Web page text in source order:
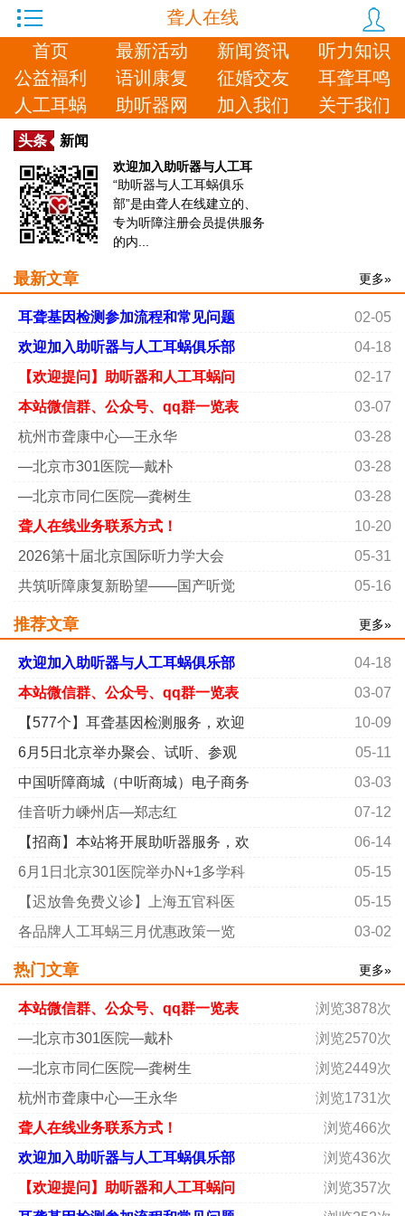
聋人在线
首页
最新活动 新闻资讯
听力知识
公益福利
语训康复 征婚交友
耳聋耳鸣
人工耳蜗
助听器网 加入我们 关于我们
头条 新闻
欢迎加入助听器与人工耳
“助听器与人工耳蜗俱乐
部”是由聋人在线建立的、
专为听障注册会员提供服务
的内...
最新文章 更多»
02-05
耳聋基因检测参加流程和常见问题
04-18
欢迎加入助听器与人工耳蜗俱乐部
02-17
【欢迎提问】助听器和人工耳蜗问
03-07
本站微信群、公众号、qq群一览表
03-28
杭州市聋康中心—王永华
03-28
—北京市301医院—戴朴
03-28
—北京市同仁医院—龚树生
10-20
聋人在线业务联系方式！
05-31
​2026第十届北京国际听力学大会
05-16
共筑听障康复新盼望——国产听觉
推荐文章 更多»
04-18
欢迎加入助听器与人工耳蜗俱乐部
03-07
本站微信群、公众号、qq群一览表
10-09
【577个】耳聋基因检测服务，欢迎
05-11
6月5日北京举办聚会、试听、参观
03-03
中国听障商城（中听商城）电子商务
07-12
佳音听力嵊州店—郑志红
06-14
【招商】本站将开展助听器服务，欢
05-15
6月1日北京301医院举办N+1多学科
05-15
【迟放鲁免费义诊】上海五官科医
03-02
各品牌人工耳蜗三月优惠政策一览
热门文章 更多»
浏览3878次
本站微信群、公众号、qq群一览表
浏览2570次
—北京市301医院—戴朴
浏览2449次
—北京市同仁医院—龚树生
浏览1731次
杭州市聋康中心—王永华
浏览466次
聋人在线业务联系方式！
浏览436次
欢迎加入助听器与人工耳蜗俱乐部
浏览357次
【欢迎提问】助听器和人工耳蜗问